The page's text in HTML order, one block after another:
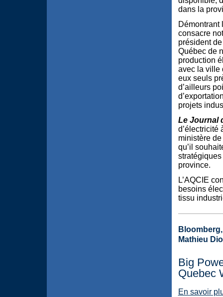
dans la
Démontrant
consacre
président
Québec de
production
avec la ville
eux seuls
d’ailleurs
projets
Le Journal
d’électricité
ministère de
qu’il
province.
L’AQCIE
besoins
tissu
Mathieu
Big
Quebec
En savoir